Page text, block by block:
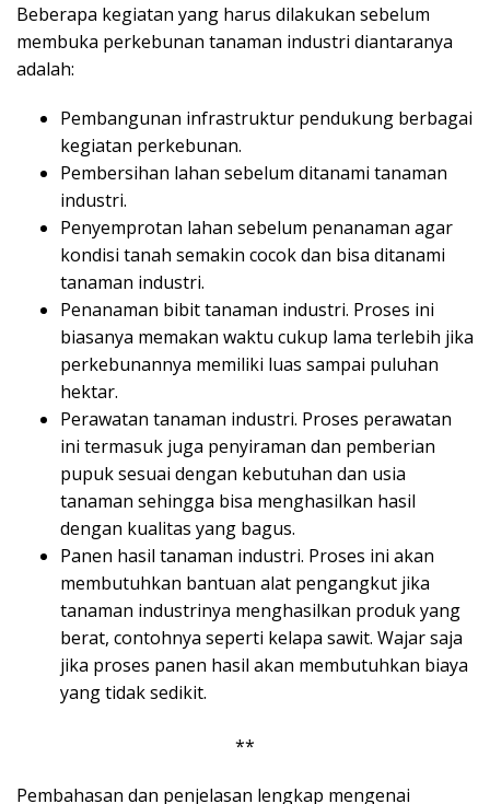
Beberapa kegiatan yang harus dilakukan sebelum
membuka perkebunan tanaman industri diantaranya
adalah:
Pembangunan infrastruktur pendukung berbagai
kegiatan perkebunan.
Pembersihan lahan sebelum ditanami tanaman
industri.
Penyemprotan lahan sebelum penanaman agar
kondisi tanah semakin cocok dan bisa ditanami
tanaman industri.
Penanaman bibit tanaman industri. Proses ini
biasanya memakan waktu cukup lama terlebih jika
perkebunannya memiliki luas sampai puluhan
hektar.
Perawatan tanaman industri. Proses perawatan
ini termasuk juga penyiraman dan pemberian
pupuk sesuai dengan kebutuhan dan usia
tanaman sehingga bisa menghasilkan hasil
dengan kualitas yang bagus.
Panen hasil tanaman industri. Proses ini akan
membutuhkan bantuan alat pengangkut jika
tanaman industrinya menghasilkan produk yang
berat, contohnya seperti kelapa sawit. Wajar saja
jika proses panen hasil akan membutuhkan biaya
yang tidak sedikit.
**
Pembahasan dan penjelasan lengkap mengenai